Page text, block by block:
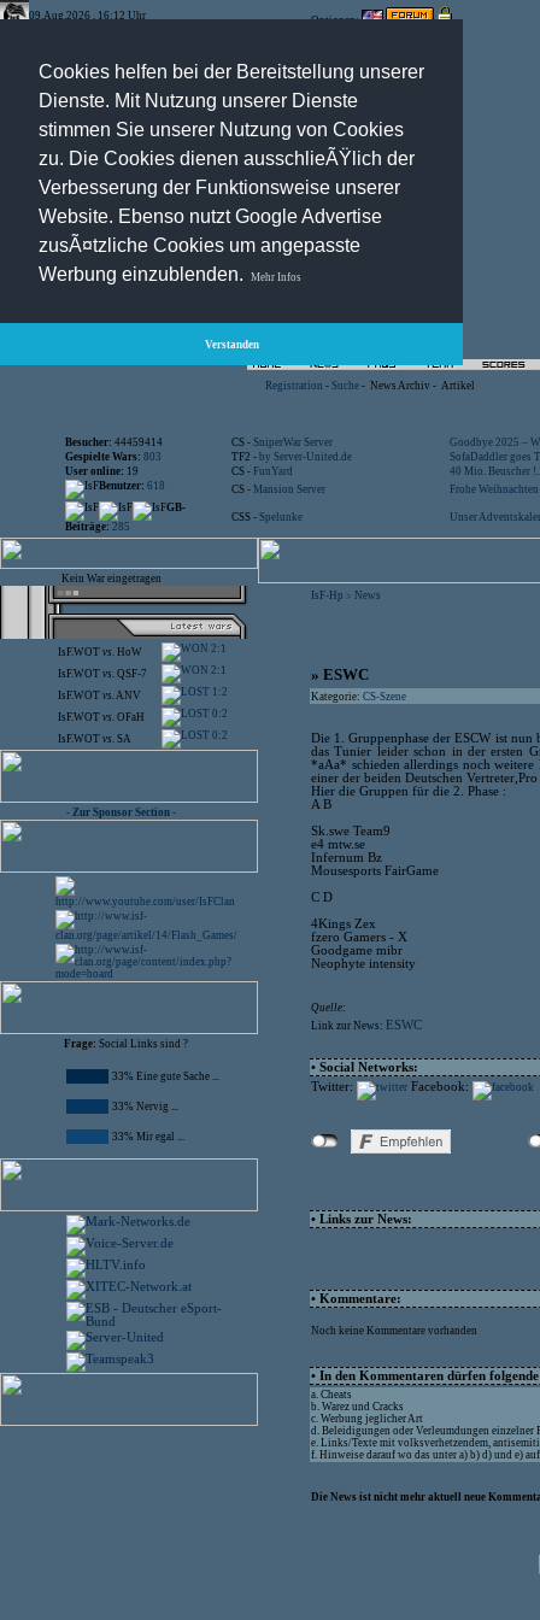
Cookies helfen bei der Bereitstellung unserer
Dienste. Mit Nutzung unserer Dienste
stimmen Sie unserer Nutzung von Cookies
zu. Die Cookies dienen ausschlieÃŸlich der
Verbesserung der Funktionsweise unserer
Website. Ebenso nutzt Google Advertise
zusÃ¤tzliche Cookies um angepasste
Werbung einzublenden.
Mehr Infos
Verstanden
09.Aug.2026 , 16:12 Uhr Optionen:
Registration - Suche - News Archiv - Artikel
Besucher: 44459414 CS - SniperWar Server
Goodbye 2025 –
Gespielte Wars: 803 TF2 - by Server-United.de
SofaDaddler goes
User online: 19 CS - FunYard
40 Mio. Beuscher
Benutzer: 618 CS - Mansion Server
Frohe
GB-
Beiträge: 285
CSS - Spelunke Unser
Kein War eingetragen
IsF.WOT vs. HoW 2:1
IsF.WOT vs. QSF-7 2:1
IsF.WOT vs.ANV 1:2
IsF.WOT vs. OFaH 0:2
IsF.WOT vs. SA 0:2
- Zur Sponsor Section -
Frage: Social Links sind ?
33% Eine gute Sache ...
33% Nervig ...
33% Mir egal ...
IsF-Hp > News
» ESWC
Kategorie: CS-Szene
Die 1. Gruppenphase der ESCW ist nun
das Tunier leider schon in der ersten
*aAa* schieden allerdings noch weitere
einer der beiden Deutschen
Hier die Gruppen für die 2. Phase :
A B
Sk.swe Team9
e4 mtw.se
Infernum Bz
Mousesports FairGame
C D
4Kings Zex
fzero Gamers - X
Goodgame mibr
Neophyte intensity
Quelle:
Link zur News: ESWC
• Social Networks:
Twitter:
Facebook:
• Links zur News:
• Kommentare:
Noch keine Kommentare vorhanden
• In den Kommentaren dürfen
a. Cheats
b. Warez und Cracks
c. Werbung jeglicher Art
d. Beleidigungen oder Verleumdungen einzelner
e. Links/Texte mit volksverhetzendem,
f. Hinweise darauf wo das unter a) b) d) und e)
Die News ist nicht mehr aktuell neue